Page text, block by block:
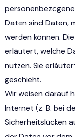
Daten sind Daten,
werden können.
erläutert, welche
nutzen. Sie
geschieht.
Wir weisen darauf
Internet (z. B. bei
Sicherheitslücken